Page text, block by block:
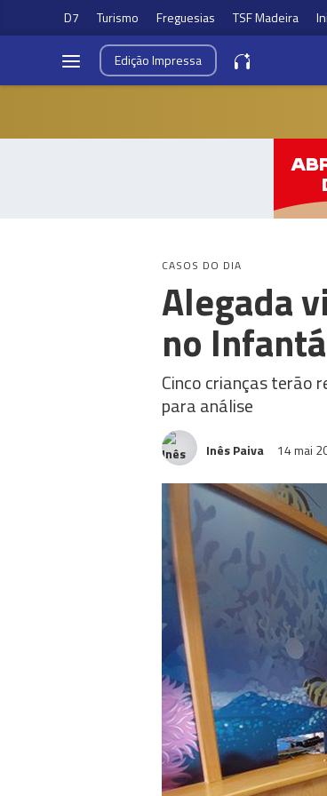
D7 Turismo Freguesias TSF Madeira
EdiçãoImpressa
CASOS DO DIA
Alegada
no
Cinco crianças terão
para análise
Inês Paiva 14 mai